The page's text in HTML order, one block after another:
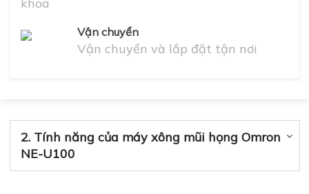
Vận chuyển
Vận chuyển và lắp đặt tận nơi
2. Tính năng của máy xông mũi họng Omron
NE-U100